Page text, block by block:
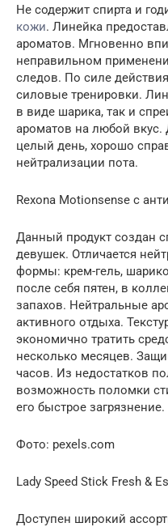
Не содержит спирта и
кожи. Линейка
ароматов. Мгновенно
неправильном
следов. По силе
силовые тренировки.
в виде шарика, так и
ароматов на любой вкус.
целый день, хорошо
нейтрализации пота.
Rexona Motionsense с
Данный продукт создан
девушек. Отличается
формы: крем-гель,
после себя пятен, в
запахов. Нейтральные
активного отдыха.
экономично тратить
несколько месяцев.
часов. Из недостатков
возможность поломки
его быстрое загрязнение.
Фото: pexels.com
Lady Speed Stick Fresh &
Доступен широкий